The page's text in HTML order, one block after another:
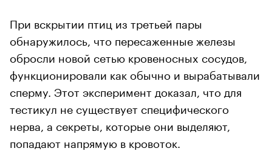
При вскрытии птиц из третьей пары
обнаружилось, что пересаженные железы
обросли новой сетью кровеносных сосудов,
функционировали как обычно и вырабатывали
сперму. Этот эксперимент доказал, что для
тестикул не существует специфического
нерва, а секреты, которые они выделяют,
попадают напрямую в кровоток.